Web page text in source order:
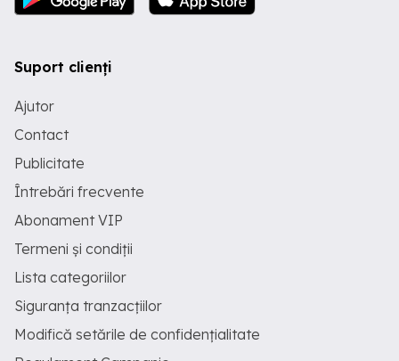
Suport clienți
Ajutor
Contact
Publicitate
Întrebări frecvente
Abonament VIP
Termeni și condiții
Lista categoriilor
Siguranța tranzacțiilor
Modifică setările de confidențialitate